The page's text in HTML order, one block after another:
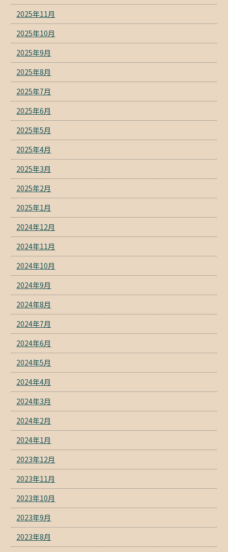
2025年11月
2025年10月
2025年9月
2025年8月
2025年7月
2025年6月
2025年5月
2025年4月
2025年3月
2025年2月
2025年1月
2024年12月
2024年11月
2024年10月
2024年9月
2024年8月
2024年7月
2024年6月
2024年5月
2024年4月
2024年3月
2024年2月
2024年1月
2023年12月
2023年11月
2023年10月
2023年9月
2023年8月